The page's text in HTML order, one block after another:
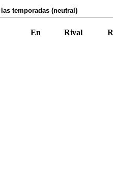
temporadas (neutral)
En Rival